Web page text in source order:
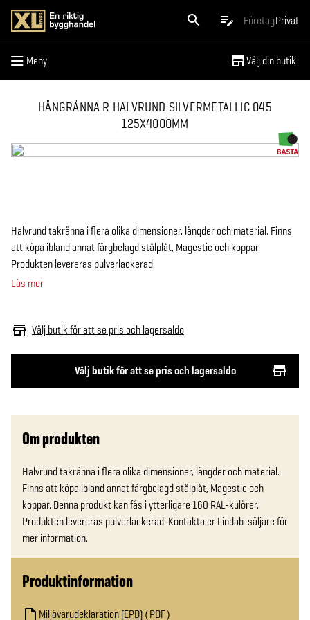
FöretagPrivat
Meny Välj din butik
Meny
HÄNGRÄNNA R HALVRUND SILVERMETALLIC 045
125X4000MM
Välj butik för att se pris och lagersaldo
Välj butik för att se pris och lagersaldo
Halvrund takränna i flera olika dimensioner, längder och material. Finns
att köpa ibland annat färgbelagd stålplåt, Magestic och koppar.
Produkten levereras pulverlackerad.
Läs mer
Om produkten
Halvrund takränna i flera olika dimensioner, längder och material.
Finns att köpa ibland annat färgbelagd stålplåt, Magestic och
koppar. Denna produkt kan fås i ytterligare 160 RAL-kulörer.
Produkten levereras pulverlackerad. Kontakta er Lindab-säljare för
mer information.
Produktinformation
Miljövarudeklaration (EPD) PDF